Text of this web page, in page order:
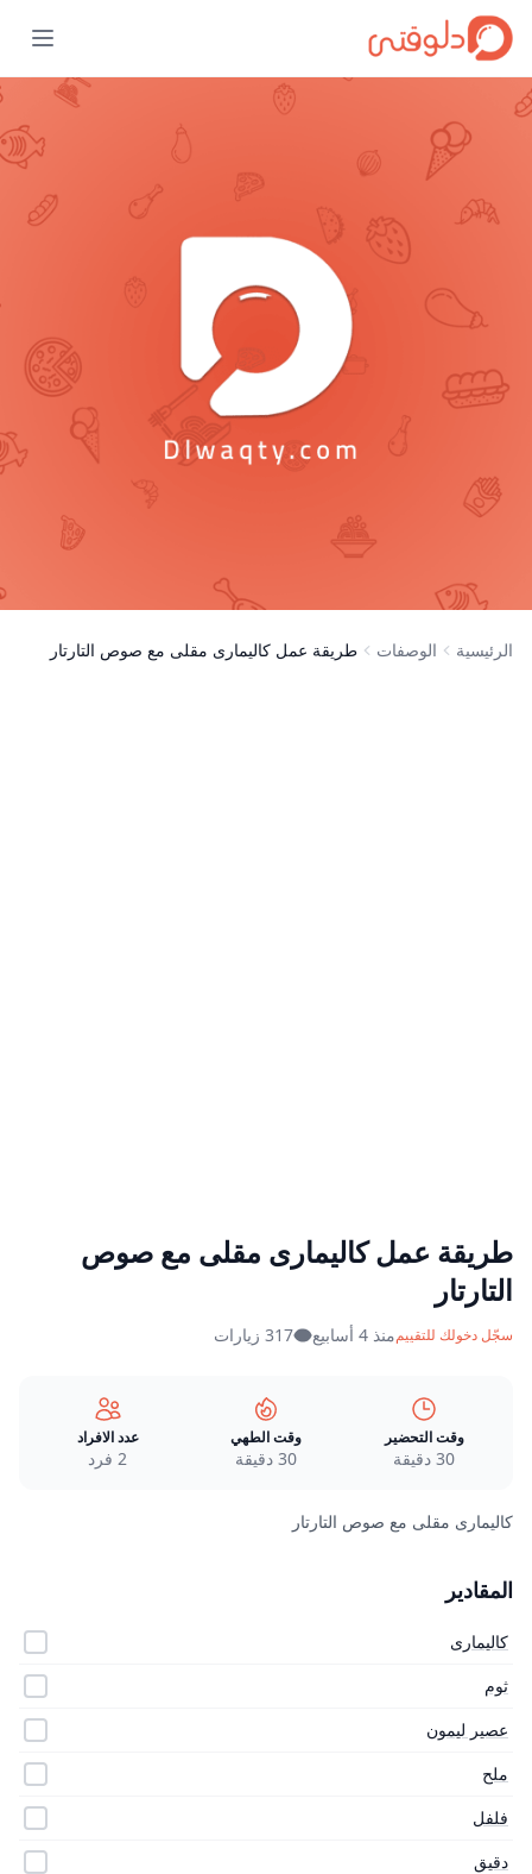
الرئيسية الوصفات طريقة عمل كاليمارى مقلى مع صوص التارتار
طريقة عمل كاليمارى مقلى مع صوص
التارتار
سجّل دخولك للتقييممنذ 4 أسابيع 317 زيارات
وقت التحضير
30 دقيقة
وقت الطهي
30 دقيقة
عدد الافراد
2 فرد
كاليمارى مقلى مع صوص التارتار
المقادير
كاليمارى
ثوم
عصير ليمون
ملح
فلفل
دقيق